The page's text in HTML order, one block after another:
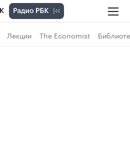
Лекции The Economist